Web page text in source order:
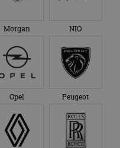
Morgan NIO
Opel Peugeot